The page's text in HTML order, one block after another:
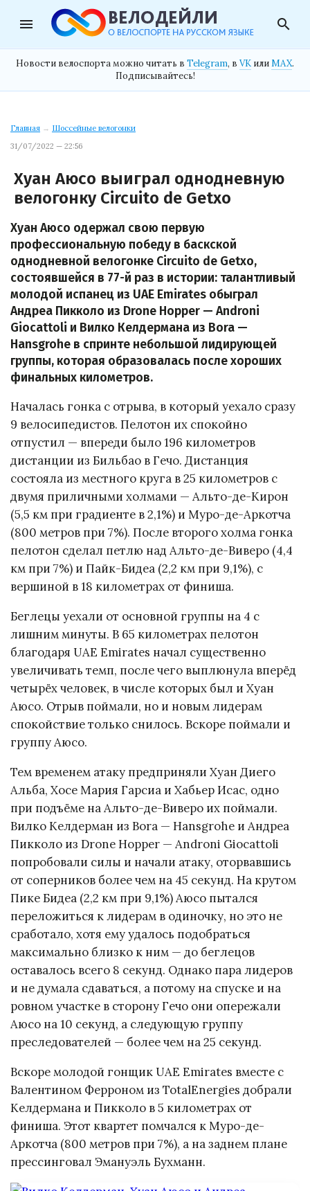
menu search
Новости велоспорта можно читать в Telegram, в VK илиMAX.
Подписывайтесь!
Главная → Шоссейные велогонки
31/07/2022 — 22:56
Хуан Аюсо выиграл однодневную
велогонку Circuito de Getxo
Хуан Аюсо одержал свою первую
профессиональную победу в баскской
однодневной велогонке Circuito de Getxo,
состоявшейся в 77-й раз в истории: талантливый
молодой испанец из UAE Emirates обыграл
Андреа Пикколо из Drone Hopper — Androni
Giocattoli и Вилко Келдермана из Bora —
Hansgrohe в спринте небольшой лидирующей
группы, которая образовалась после хороших
финальных километров.
Началась гонка с отрыва, в который уехало сразу
9 велосипедистов. Пелотон их спокойно
отпустил — впереди было 196 километров
дистанции из Бильбао в Гечо. Дистанция
состояла из местного круга в 25 километров с
двумя приличными холмами — Альто-де-Кирон
(5,5 км при градиенте в 2,1%) и Муро-де-Аркотча
(800 метров при 7%). После второго холма гонка
пелотон сделал петлю над Альто-де-Виверо (4,4
км при 7%) и Пайк-Бидеа (2,2 км при 9,1%), с
вершиной в 18 километрах от финиша.
Беглецы уехали от основной группы на 4 с
лишним минуты. В 65 километрах пелотон
благодаря UAE Emirates начал существенно
увеличивать темп, после чего выплюнула вперёд
четырёх человек, в числе которых был и Хуан
Аюсо. Отрыв поймали, но и новым лидерам
спокойствие только снилось. Вскоре поймали и
группу Аюсо.
Тем временем атаку предприняли Хуан Диего
Альба, Хосе Мария Гарсиа и Хабьер Исас, одно
при подъёме на Альто-де-Виверо их поймали.
Вилко Келдерман из Bora — Hansgrohe и Андреа
Пикколо из Drone Hopper — Androni Giocattoli
попробовали силы и начали атаку, оторвавшись
от соперников более чем на 45 секунд. На крутом
Пике Бидеа (2,2 км при 9,1%) Аюсо пытался
переложиться к лидерам в одиночку, но это не
сработало, хотя ему удалось подобраться
максимально близко к ним — до беглецов
оставалось всего 8 секунд. Однако пара лидеров
и не думала сдаваться, а потому на спуске и на
ровном участке в сторону Гечо они опережали
Аюсо на 10 секунд, а следующую группу
преследователей — более чем на 25 секунд.
Вскоре молодой гонщик UAE Emirates вместе с
Валентином Ферроном из TotalEnergies добрали
Келдермана и Пикколо в 5 километрах от
финиша. Этот квартет помчался к Муро-де-
Аркотча (800 метров при 7%), а на заднем плане
прессинговал Эмануэль Бухманн.